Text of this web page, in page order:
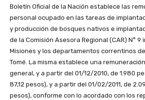
Boletín Oficial de la Nación establece las
personal ocupado en las tareas de
y producción de bosques nativos e
de la Comisión Asesora Regional (CAR) N°
Misiones y los departamentos correntinos
Tomé. La misma establece una
general, y a partir del 01/12/2010, de 1.980
87,12 pesos), y a partir del 01/02/2011, de
pesos), conforme con lo acordado con los